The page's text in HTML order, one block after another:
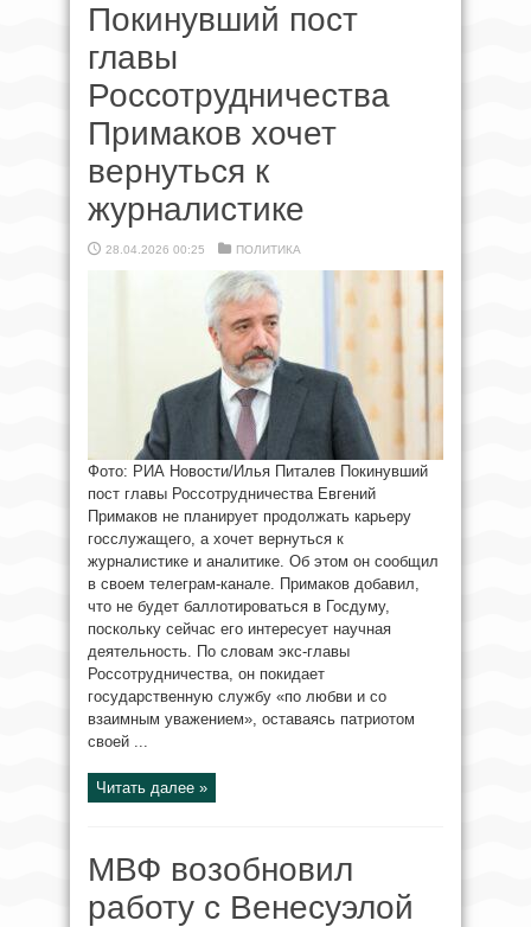
Покинувший пост
главы
Россотрудничества
Примаков хочет
вернуться к
журналистике
28.04.2026 00:25 ПОЛИТИКА
Фото: РИА Новости/Илья Питалев Покинувший
пост главы Россотрудничества Евгений
Примаков не планирует продолжать карьеру
госслужащего, а хочет вернуться к
журналистике и аналитике. Об этом он сообщил
в своем телеграм-канале. Примаков добавил,
что не будет баллотироваться в Госдуму,
поскольку сейчас его интересует научная
деятельность. По словам экс-главы
Россотрудничества, он покидает
государственную службу «по любви и со
взаимным уважением», оставаясь патриотом
своей ...
Читать далее »
МВФ возобновил
работу с Венесуэлой